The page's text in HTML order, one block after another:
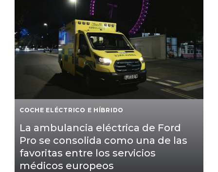
COCHE ELÉCTRICO E HÍBRIDO
La ambulancia eléctrica de Ford
Pro se consolida como una de las
favoritas entre los servicios
médicos europeos